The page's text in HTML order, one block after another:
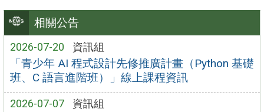
相關公告
2026-07-20 資訊組
「青少年 AI 程式設計先修推廣計畫（Python 基礎
班、C 語言進階班）」線上課程資訊
2026-07-07 資訊組